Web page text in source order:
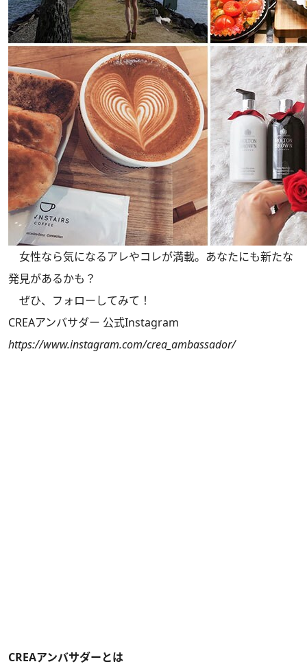
女性なら気になるアレやコレが満載。あなたにも新たな
発見があるかも？
ぜひ、フォローしてみて！
CREAアンバサダー 公式Instagram
https://www.instagram.com/crea_ambassador/
CREAアンバサダーとは